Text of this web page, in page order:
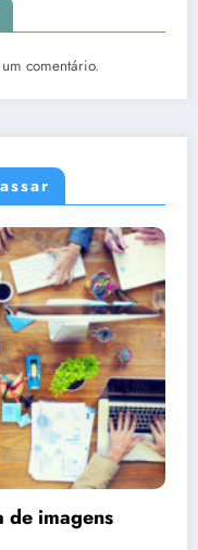
comentário.